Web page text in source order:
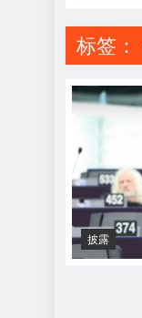
标签：
披露